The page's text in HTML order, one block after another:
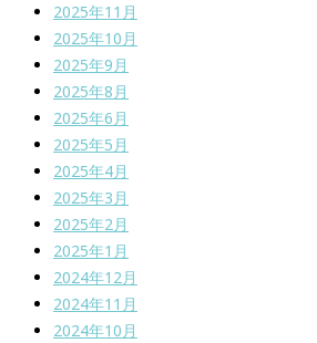
2025年11月
2025年10月
2025年9月
2025年8月
2025年6月
2025年5月
2025年4月
2025年3月
2025年2月
2025年1月
2024年12月
2024年11月
2024年10月